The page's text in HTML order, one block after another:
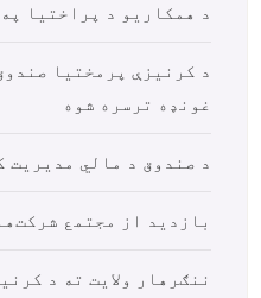
د همکاریو د پراختیا
د کرنیزې پرمختیا
غونډه ترسره شوه
د صندوق د مالي مدیریت
بازدید از مجتمع
ننګرهار ولایت ته د